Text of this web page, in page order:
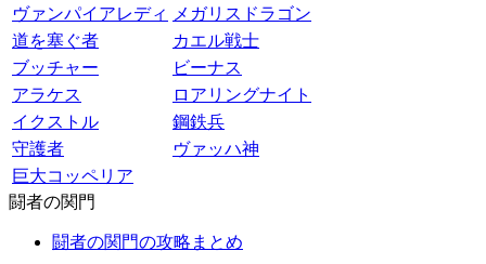
ヴァンパイアレディ
メガリスドラゴン
道を塞ぐ者
カエル戦士
ブッチャー
ビーナス
アラケス
ロアリングナイト
イクストル
鋼鉄兵
守護者
ヴァッハ神
巨大コッペリア
闘者の関門
闘者の関門の攻略まとめ